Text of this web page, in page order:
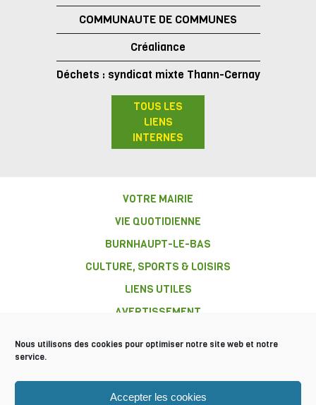
Nous utilisons des cookies pour optimiser notre site web et notre
service.
Accepter les cookies
COMMUNAUTE DE COMMUNES
Créaliance
Déchets : syndicat mixte Thann-Cernay
TOUS LES
LIENS
INTERNES
VOTRE MAIRIE
VIE QUOTIDIENNE
BURNHAUPT-LE-BAS
CULTURE, SPORTS & LOISIRS
LIENS UTILES
AVERTISSEMENT